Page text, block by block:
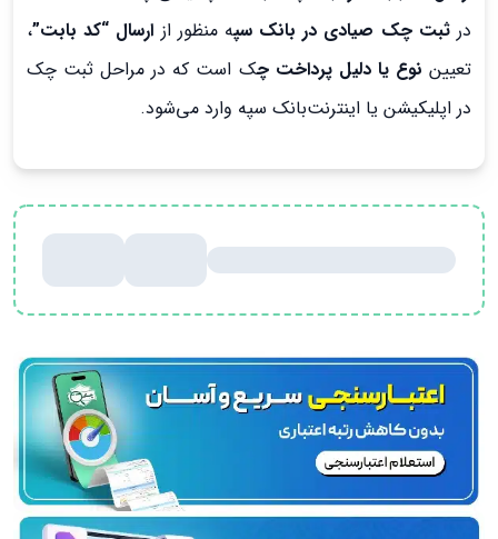
درثبت چک صیادی در بانک سپه منظور از ارسال “کد بابت”،
تعیین نوع یا دلیل پرداخت چک است که در مراحل ثبت چک
در اپلیکیشن یا اینترنت‌بانک سپه وارد می‌شود.